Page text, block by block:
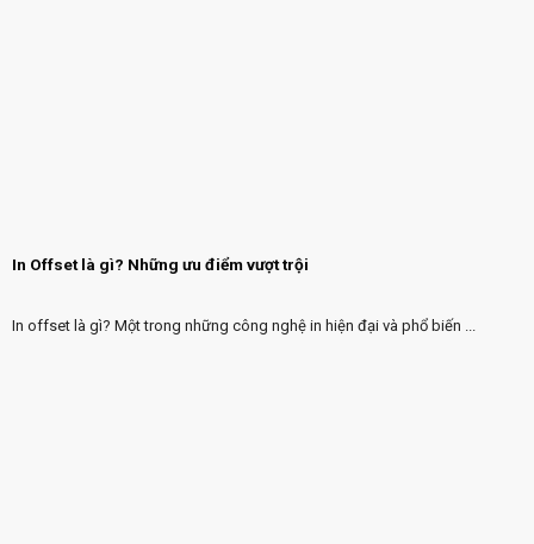
In Offset là gì? Những ưu điểm vượt trội
In offset là gì? Một trong những công nghệ in hiện đại và phổ biến ...